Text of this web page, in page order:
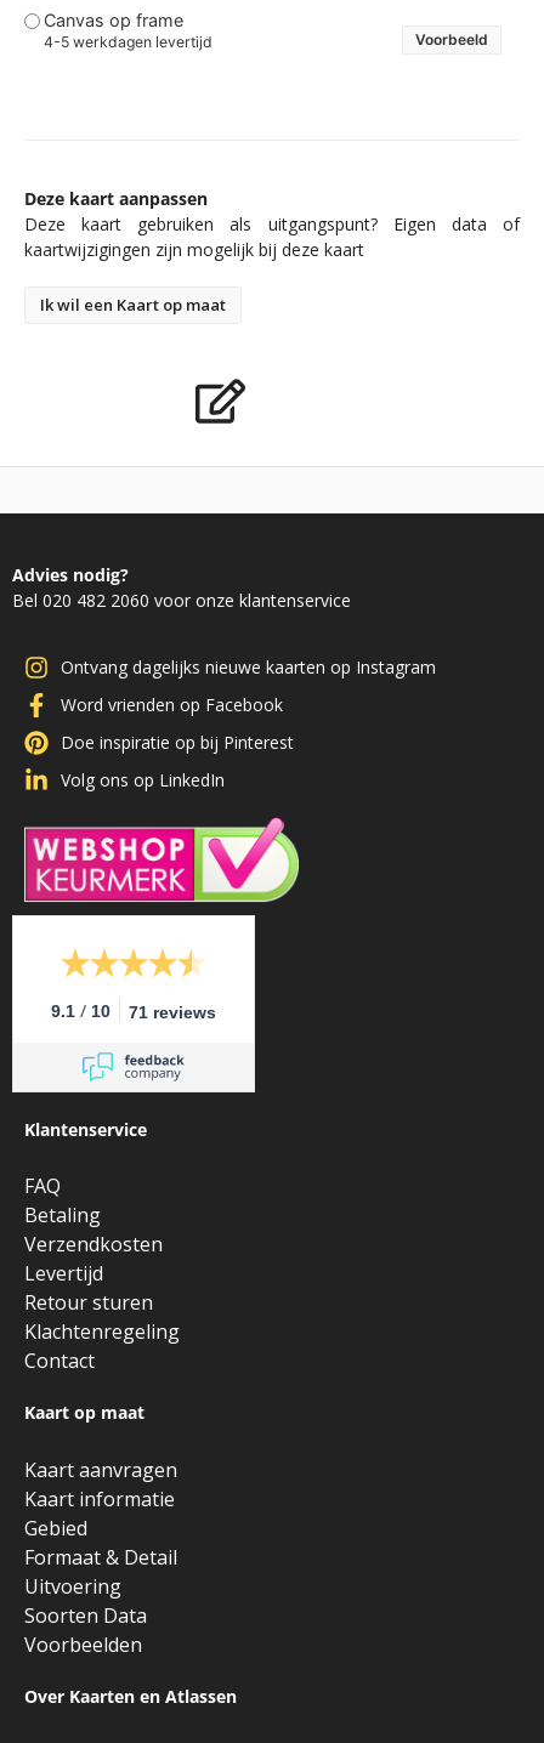
Canvas op frame
4-5 werkdagen levertijd Voorbeeld
Deze kaart aanpassen
Deze kaart gebruiken als uitgangspunt? Eigen data of
kaartwijzigingen zijn mogelijk bij deze kaart
Ik wil een Kaart op maat
Advies nodig?
Bel 020 482 2060 voor onze klantenservice
Ontvang dagelijks nieuwe kaarten op Instagram
Word vrienden op Facebook
Doe inspiratie op bij Pinterest
Volg ons op LinkedIn
9.1 / 10 71 reviews
Klantenservice
FAQ
Betaling
Verzendkosten
Levertijd
Retour sturen
Klachtenregeling
Contact
Kaart op maat
Kaart aanvragen
Kaart informatie
Gebied
Formaat & Detail
Uitvoering
Soorten Data
Voorbeelden
Over Kaarten en Atlassen